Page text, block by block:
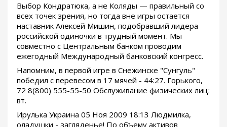
Выбор Кондратюка, а не Коляды — правильный со
всех точек зрения, но тогда вне игры остается
наставник Алексей Мишин, подобравший лидера
российской одиночки в трудный момент. Мы
совместно с Центральным банком проводим
ежегодный Международный банковский конгресс.
Напомним, в первой игре в Снежинске "Сунгуль"
победил с перевесом в 17 мячей - 44:27. Горького,
72 8(800) 555-55-50 Обслуживание физических лиц:
вт.
Ирулька Украина 05 Ноя 2009 18:13 Людмилка,
оладушки - загляденье! По объему активов